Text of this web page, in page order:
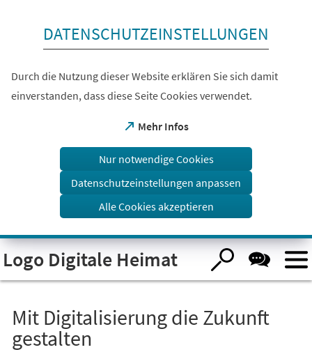
Visuelle
Assistenzsoftware
öffnen.
DATENSCHUTZEINSTELLUNGEN
Durch die Nutzung dieser Website erklären Sie sich damit
einverstanden, dass diese Seite Cookies verwendet.
Mehr Infos
(Öffnet
einem
Tab)
Nur notwendige Cookies
Datenschutzeinstellungen anpassen
Alle Cookies akzeptieren
Logo Digitale Heimat
Mit Digitalisierung die Zukunft
gestalten